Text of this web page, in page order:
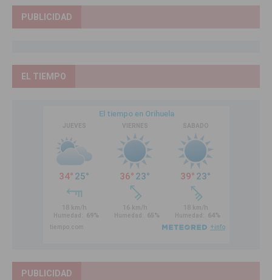
PUBLICIDAD
EL TIEMPO
PUBLICIDAD